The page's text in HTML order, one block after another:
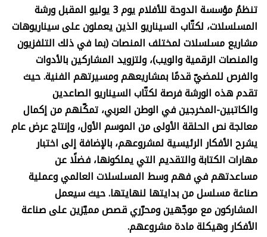
تنظمُ مؤسسة الدوحة للأفلام يوم 3 يوليو المقبل ورشة
المسلسلات، لكتّاب السيناريو الذين يعملون على سيناريوهات
مشاريع مسلسلات لمختلف المنصات (بما في ذلك التلفزيون
والمنصات الرقمية والويب)، ولتزويد المشاركين بالأدوات
والفرص للمضيّ قدمًا بمشاريعهم ومسيرتهم الفنية. حيث
تقدم هذه الورشة فرصة لكتّاب السيناريو الصاعدين
والكاتبين-المخرجين في الوطن العربي، تمكّنهم من إكمال
معالجة نص الحلقة الأولى من الموسم الأول، وإنتاج عرض عام
يشرح الأفكار الرئيسية لمشروعهم، بالإضافة إلى اختبار
مهارات الكتابة والتقديم التي يملكونها، فضلًا عن
مساعدتهم في فهم وسط المسلسلات العالمي وعملية
صناعة مسلسل من بدايتها لنهايتها. حيث سيعمل
المشاركون مع موجّهين ومحرّري قصص مميّزين على صناعة
الأفكار وهيكلة مادة مشروعهم.